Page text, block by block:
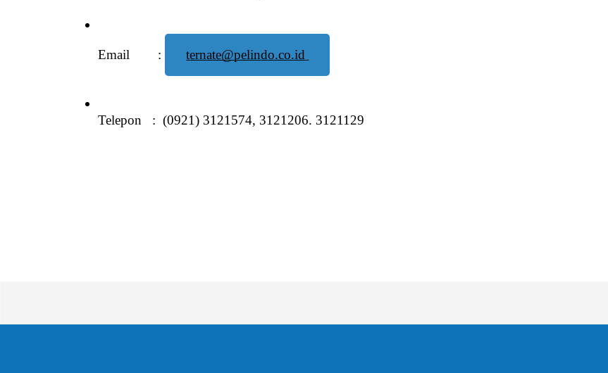
Email        : ternate@pelindo.co.id
Telepon   :  (0921) 3121574, 3121206. 3121129